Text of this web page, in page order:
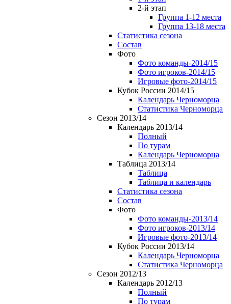
2-й этап
Группа 1-12 места
Группа 13-18 места
Статистика сезона
Состав
Фото
Фото команды-2014/15
Фото игроков-2014/15
Игровые фото-2014/15
Кубок России 2014/15
Календарь Черноморца
Статистика Черноморца
Сезон 2013/14
Календарь 2013/14
Полный
По турам
Календарь Черноморца
Таблица 2013/14
Таблица
Таблица и календарь
Статистика сезона
Состав
Фото
Фото команды-2013/14
Фото игроков-2013/14
Игровые фото-2013/14
Кубок России 2013/14
Календарь Черноморца
Статистика Черноморца
Сезон 2012/13
Календарь 2012/13
Полный
По турам